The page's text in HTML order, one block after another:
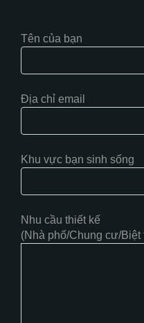
Tên của bạn
Địa chỉ email
Khu vực bạn sinh sống
Nhu cầu thiết kế
(Nhà phố/Chung cư/Biệt